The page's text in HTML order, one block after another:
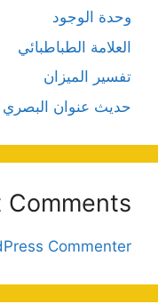
وحدة الوجود
العلامة الطباطبائي
تفسير الميزان
حديث عنوان البصري
Comments
Commenter